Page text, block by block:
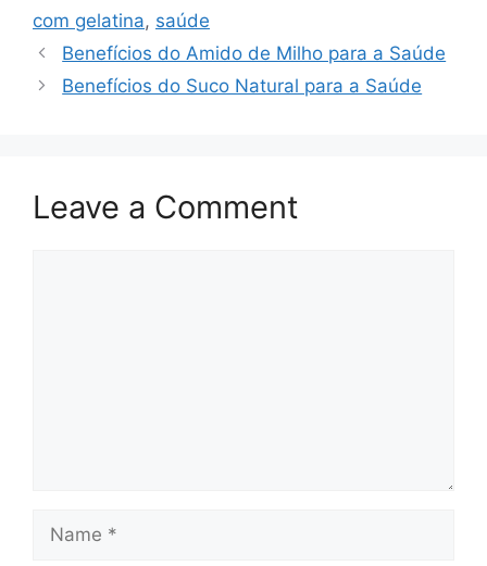
com gelatina, saúde
Benefícios do Amido de Milho para a Saúde
Benefícios do Suco Natural para a Saúde
Leave a Comment